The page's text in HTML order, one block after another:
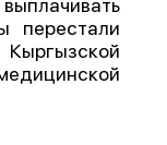
перестали